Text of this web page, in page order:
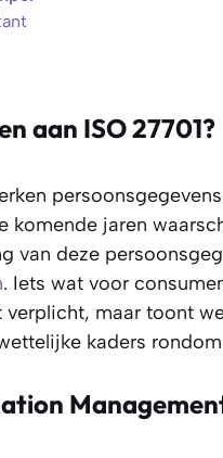
aan ISO 27701?
komende jaren
van deze
. Iets wat voor
verplicht, maar toont
kaders